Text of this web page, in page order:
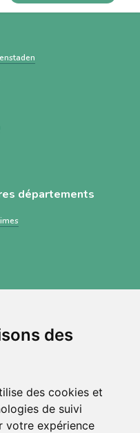
des
des cookies et
de suivi
votre expérience
temps et un
ViaTrajectoire
destiné
de santé,
en
via un dossier
départements